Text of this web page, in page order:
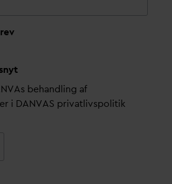
behandling af
i DANVAS privatlivspolitik